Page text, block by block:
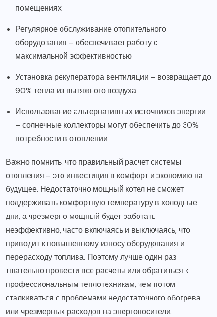
помещениях
Регулярное обслуживание отопительного
оборудования – обеспечивает работу с
максимальной эффективностью
Установка рекуператора вентиляции – возвращает до
90% тепла из вытяжного воздуха
Использование альтернативных источников энергии
– солнечные коллекторы могут обеспечить до 30%
потребности в отоплении
Важно помнить, что правильный расчет системы
отопления – это инвестиция в комфорт и экономию на
будущее. Недостаточно мощный котел не сможет
поддерживать комфортную температуру в холодные
дни, а чрезмерно мощный будет работать
неэффективно, часто включаясь и выключаясь, что
приводит к повышенному износу оборудования и
перерасходу топлива. Поэтому лучше один раз
тщательно провести все расчеты или обратиться к
профессиональным теплотехникам, чем потом
сталкиваться с проблемами недостаточного обогрева
или чрезмерных расходов на энергоносители.